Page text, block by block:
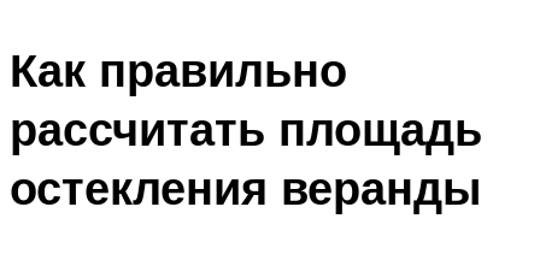
Как правильно
рассчитать площадь
остекления веранды